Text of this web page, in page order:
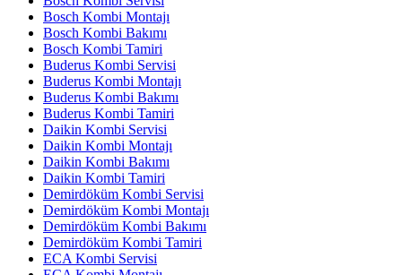
Bosch Kombi Montajı
Bosch Kombi Bakımı
Bosch Kombi Tamiri
Buderus Kombi Servisi
Buderus Kombi Montajı
Buderus Kombi Bakımı
Buderus Kombi Tamiri
Daikin Kombi Servisi
Daikin Kombi Montajı
Daikin Kombi Bakımı
Daikin Kombi Tamiri
Demirdöküm Kombi Servisi
Demirdöküm Kombi Montajı
Demirdöküm Kombi Bakımı
Demirdöküm Kombi Tamiri
ECA Kombi Servisi